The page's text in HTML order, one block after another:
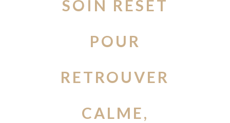
SOIN RESET
POUR
RETROUVER
CALME,